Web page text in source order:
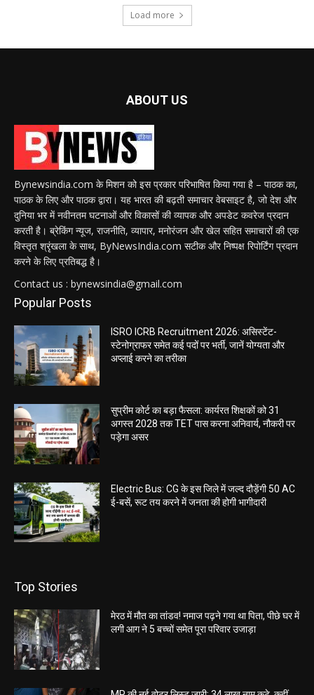
Load more
ABOUT US
Bynewsindia.com के मिशन को इस प्रकार परिभाषित किया गया है – पाठक का,
पाठक के लिए और पाठक द्वारा। यह भारत की बढ़ती समाचार वेबसाइट है, जो देश और
दुनिया भर में नवीनतम घटनाओं और विकासों की व्यापक और अपडेट कवरेज प्रदान
करती है। ब्रेकिंग न्यूज, राजनीति, व्यापार, मनोरंजन और खेल सहित समाचारों की एक
विस्तृत श्रृंखला के साथ, ByNewsIndia.com सटीक और निष्पक्ष रिपोर्टिंग प्रदान
करने के लिए प्रतिबद्ध है।
Contact us : bynewsindia@gmail.com
Popular Posts
ISRO ICRB Recruitment 2026: असिस्टेंट-
स्टेनोग्राफर समेत कई पदों पर भर्ती, जानें योग्यता और
अप्लाई करने का तरीका
सुप्रीम कोर्ट का बड़ा फैसला: कार्यरत शिक्षकों को 31
अगस्त 2028 तक TET पास करना अनिवार्य, नौकरी पर
पड़ेगा असर
Electric Bus: CG के इस जिले में जल्द दौड़ेंगी 50 AC
ई-बसें, रूट तय करने में जनता की होगी भागीदारी
Top Stories
मेरठ में मौत का तांडव! नमाज पढ़ने गया था पिता, पीछे घर में
लगी आग ने 5 बच्चों समेत पूरा परिवार उजाड़ा